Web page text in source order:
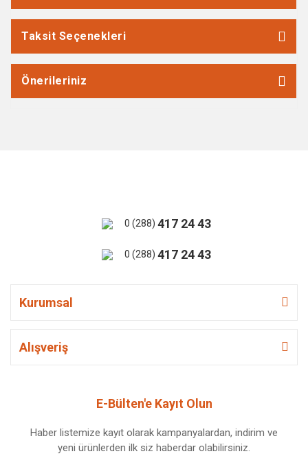
Taksit Seçenekleri
Önerileriniz
0 (288) 417 24 43
0 (288) 417 24 43
Kurumsal
Alışveriş
E-Bülten'e Kayıt Olun
Haber listemize kayıt olarak kampanyalardan, indirim ve
yeni ürünlerden ilk siz haberdar olabilirsiniz.